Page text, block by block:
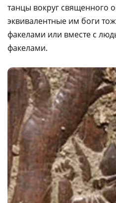
танцы вокруг священного
эквивалентные им боги
факелами или вместе с
факелами.